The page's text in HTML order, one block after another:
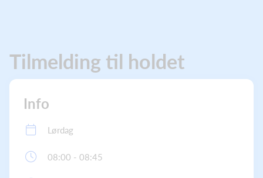
Tilmelding til holdet
Info
Lørdag
08:00 - 08:45